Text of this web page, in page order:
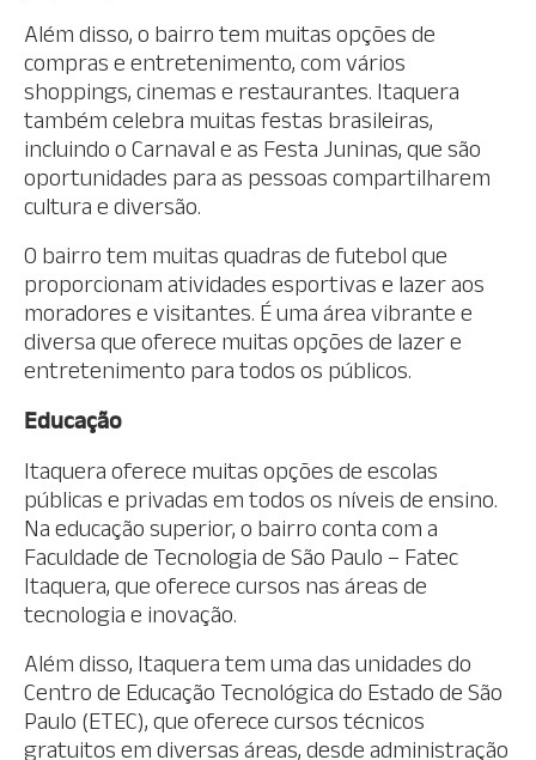
Além disso, o bairro tem muitas opções de
compras e entretenimento, com vários
shoppings, cinemas e restaurantes. Itaquera
também celebra muitas festas brasileiras,
incluindo o Carnaval e as Festa Juninas, que são
oportunidades para as pessoas compartilharem
cultura e diversão.
O bairro tem muitas quadras de futebol que
proporcionam atividades esportivas e lazer aos
moradores e visitantes. É uma área vibrante e
diversa que oferece muitas opções de lazer e
entretenimento para todos os públicos.
Educação
Itaquera oferece muitas opções de escolas
públicas e privadas em todos os níveis de ensino.
Na educação superior, o bairro conta com a
Faculdade de Tecnologia de São Paulo – Fatec
Itaquera, que oferece cursos nas áreas de
tecnologia e inovação.
Além disso, Itaquera tem uma das unidades do
Centro de Educação Tecnológica do Estado de São
Paulo (ETEC), que oferece cursos técnicos
gratuitos em diversas áreas, desde administração